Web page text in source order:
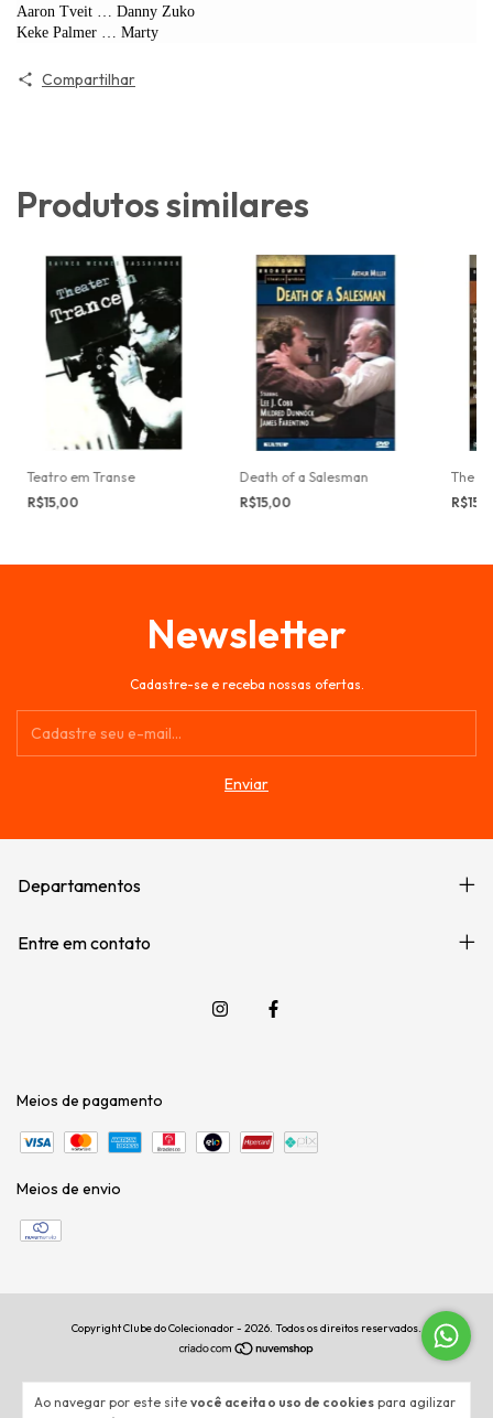
Ao navegar por este site você aceita o uso de cookies para agilizar
Aaron Tveit … Danny Zuko
Keke Palmer … Marty
Compartilhar
Produtos similares
Teatro em Transe
R$15,00
Death of a Salesman
R$15,00
The
Newsletter
Cadastre-se e receba nossas ofertas.
Departamentos
Entre em contato
Meios de pagamento
Meios de envio
Copyright Clube do Colecionador - 2026. Todos os direitos reservados.